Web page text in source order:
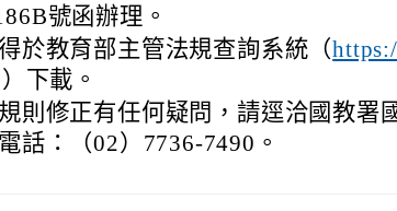
號函辦理。
於教育部主管法規查詢系統（
）下載。
則修正有任何疑問，請逕洽國教署
話：（02）7736-7490。